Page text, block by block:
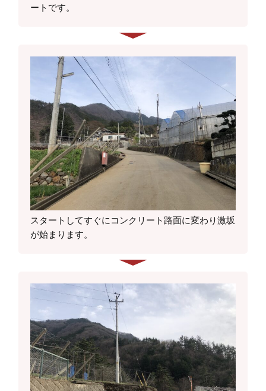
ートです。
スタートしてすぐにコンクリート路面に変わり激坂
が始まります。